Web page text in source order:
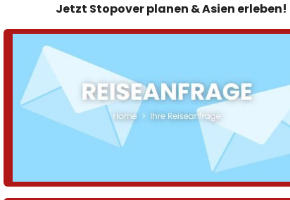
Jetzt Stopover planen & Asien erleben!